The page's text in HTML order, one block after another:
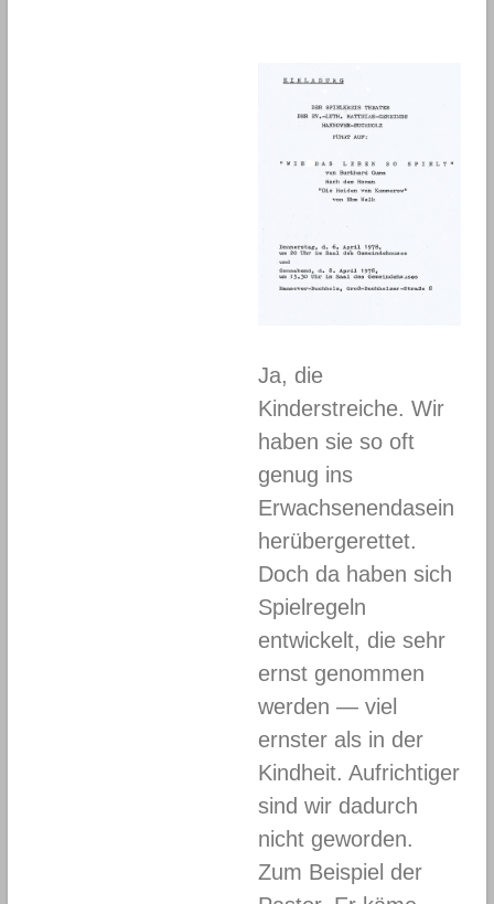
Ja, die
Kinderstreiche. Wir
haben sie so oft
genug ins
Erwachsenendasein
herübergerettet.
Doch da haben sich
Spielregeln
entwickelt, die sehr
ernst genommen
werden — viel
ernster als in der
Kindheit. Aufrichtiger
sind wir dadurch
nicht geworden.
Zum Beispiel der